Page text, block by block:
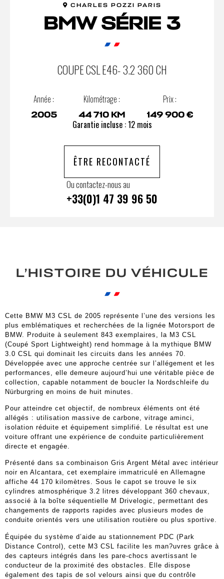
CHARLES POZZI PARIS
BMW SÉRIE 3
COUPE CSL E46- 3.2 360 CH
Année :
2005
Kilométrage :
44 710 KM
Prix :
149 900 €
Garantie incluse : 12 mois
ÊTRE RECONTACTÉ
Ou contactez-nous au
+33(0)1 47 39 96 50
L’HISTOIRE DU VÉHICULE
Cette BMW M3 CSL de 2005 représente l’une des versions les
plus emblématiques et recherchées de la lignée Motorsport de
BMW. Produite à seulement 843 exemplaires, la M3 CSL
(Coupé Sport Lightweight) rend hommage à la mythique BMW
3.0 CSL qui dominait les circuits dans les années 70.
Développée avec une approche centrée sur l’allégement et les
performances, elle demeure aujourd’hui une véritable pièce de
collection, capable notamment de boucler la Nordschleife du
Nürburgring en moins de huit minutes.
Pour atteindre cet objectif, de nombreux éléments ont été
allégés : utilisation massive de carbone, vitrage aminci,
isolation réduite et équipement simplifié. Le résultat est une
voiture offrant une expérience de conduite particulièrement
directe et engagée.
Présenté dans sa combinaison Gris Argent Métal avec intérieur
noir en Alcantara, cet exemplaire immatriculé en Allemagne
affiche 44 170 kilomètres. Sous le capot se trouve le six
cylindres atmosphérique 3.2 litres développant 360 chevaux,
associé à la boîte séquentielle M Drivelogic, permettant des
changements de rapports rapides avec plusieurs modes de
conduite orientés vers une utilisation routière ou plus sportive.
Équipée du système d’aide au stationnement PDC (Park
Distance Control), cette M3 CSL facilite les man?uvres grâce à
des capteurs intégrés dans les pare-chocs avertissant le
conducteur de la proximité des obstacles. Elle dispose
également des tapis de sol velours ainsi que du contrôle